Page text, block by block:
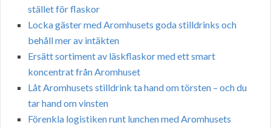
stället för flaskor
Locka gäster med Aromhusets goda stilldrinks och
behåll mer av intäkten
Ersätt sortiment av läskflaskor med ett smart
koncentrat från Aromhuset
Låt Aromhusets stilldrink ta hand om törsten – och du
tar hand om vinsten
Förenkla logistiken runt lunchen med Aromhusets